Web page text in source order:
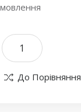
До Порівняння